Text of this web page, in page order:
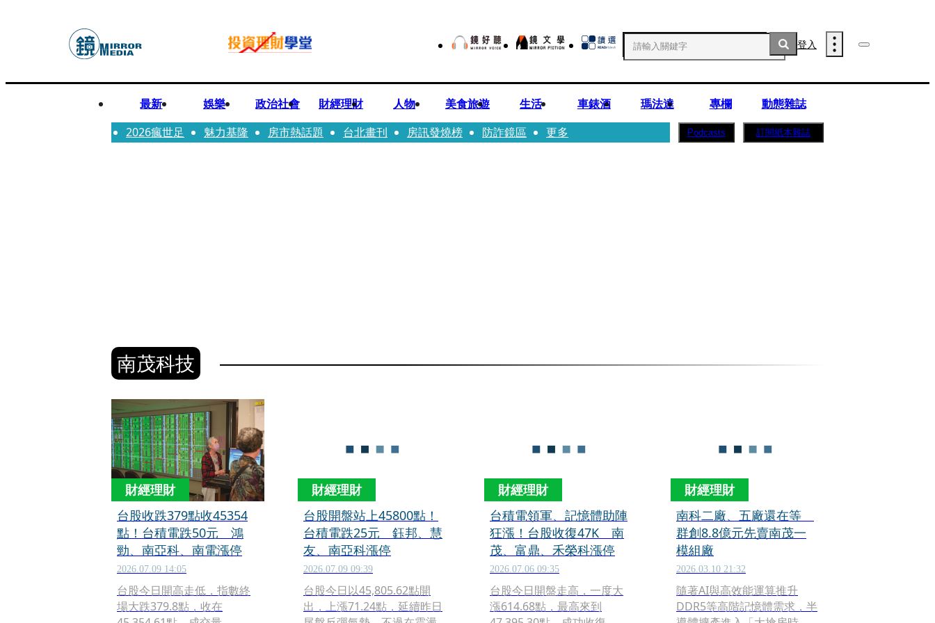
登入
最新 娛樂 政治社會 財經理財 人物 美食旅遊 生活 車錶酒 瑪法達 專欄
動態雜誌
2026瘋世足
魅力基隆 房市熱話題 台北畫刊 房訊發燒榜 防詐鏡區 更多 Podcasts 訂閱紙本雜誌
南茂科技
財經理財
台股收跌379點收45354
點！台積電跌50元 鴻
勁、南亞科、南電漲停
2026.07.09 14:05
台股今日開高走低，指數終
場大跌379.8點，收在
財經理財
台股開盤站上45800點！
台積電跌25元 鈺邦、慧
友、南亞科漲停
2026.07.09 09:39
台股今日以45,805.62點開
出，上漲71.24點，延續昨日
財經理財
台積電領軍、記憶體助陣
狂漲！台股收復47K 南
茂、富鼎、禾榮科漲停
2026.07.06 09:35
台股今日開盤走高，一度大
漲614.68點，最高來到
財經理財
南科二廠、五廠還在等
群創8.8億元先賣南茂一
模組廠
2026.03.10 21:32
隨著AI與高效能運算推升
DDR5等高階記憶體需求，半